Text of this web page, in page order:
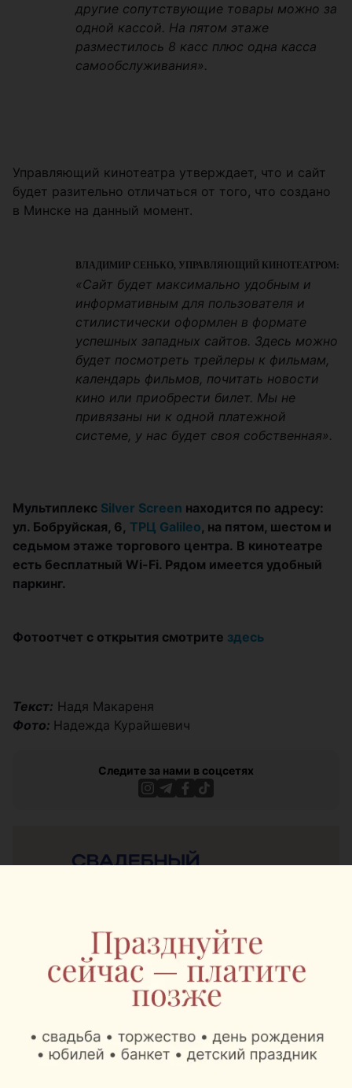
другие сопутствующие товары можно за
одной кассой. На пятом этаже
разместилось 8 касс плюс одна касса
самообслуживания».
Управляющий кинотеатра утверждает, что и сайт
будет разительно отличаться от того, что создано
в Минске на данный момент.
ВЛАДИМИР СЕНЬКО, УПРАВЛЯЮЩИЙ КИНОТЕАТРОМ:
«Сайт будет максимально удобным и
информативным для пользователя и
стилистически оформлен в формате
успешных западных сайтов. Здесь можно
будет посмотреть трейлеры к фильмам,
календарь фильмов, почитать новости
кино или приобрести билет. Мы не
привязаны ни к одной платежной
системе, у нас будет своя собственная».
Мультиплекс Silver Screen находится по адресу:
ул. Бобруйская, 6, ТРЦ Galileo, на пятом, шестом и
седьмом этаже торгового центра. В кинотеатре
есть бесплатный Wi-Fi. Рядом имеется удобный
паркинг.
Фотоотчет с открытия смотрите здесь
Текст: Надя Макареня
Фото: Надежда Курайшевич
Следите за нами в соцсетях
ЭФФЕКТИВНАЯ РЕКЛАМА НА САЙТЕ